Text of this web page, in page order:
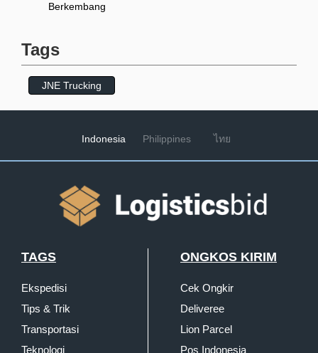
Berkembang
Tags
JNE Trucking
Indonesia Philippines ไทย
TAGS
Ekspedisi
Tips & Trik
Transportasi
Teknologi
ONGKOS KIRIM
Cek Ongkir
Deliveree
Lion Parcel
Pos Indonesia